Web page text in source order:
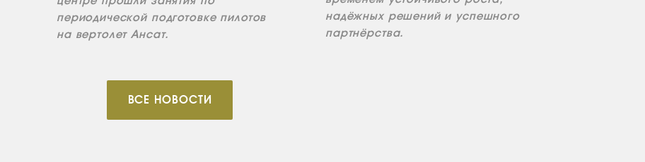
периодической подготовке пилотов
на вертолет Ансат.
надёжных решений и успешного
партнёрства.
ВСЕ НОВОСТИ